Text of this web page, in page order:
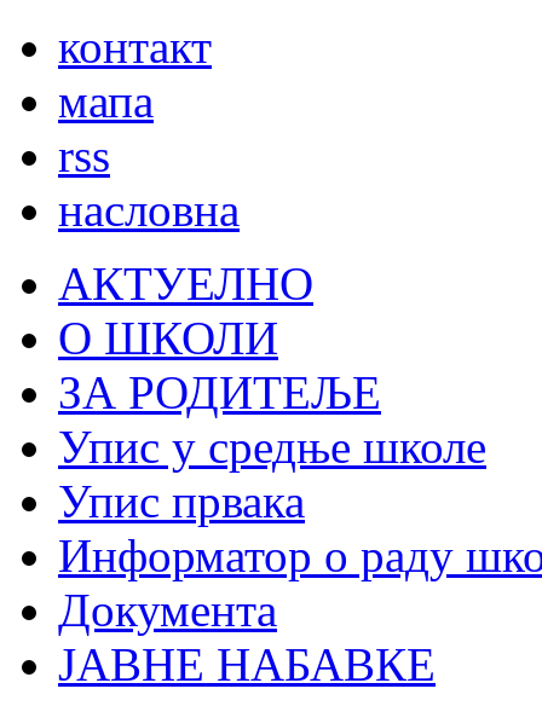
контакт
мапа
rss
насловна
АКТУЕЛНО
О ШКОЛИ
ЗА РОДИТЕЉЕ
Упис у средње школе
Упис првака
Информатор о раду
Документа
ЈАВНЕ НАБАВКЕ